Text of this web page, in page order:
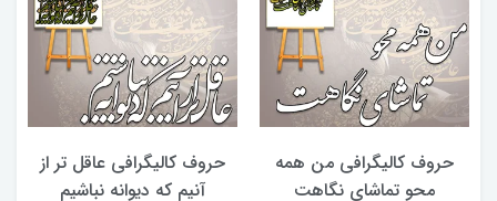
حروف کالیگرافی من همه
محو تماشای نگاهت
حروف کالیگرافی عاقل تر از
آنیم که دیوانه نباشیم